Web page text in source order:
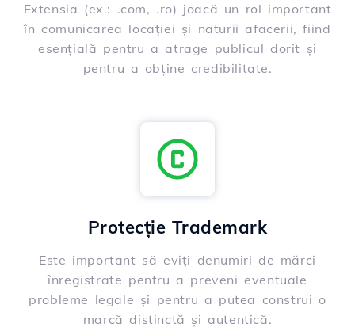
Extensia (ex.: .com, .ro) joacă un rol important
în comunicarea locației și naturii afacerii, fiind
esențială pentru a atrage publicul dorit și
pentru a obține credibilitate.
Protecție Trademark
Este important să eviți denumiri de mărci
înregistrate pentru a preveni eventuale
probleme legale și pentru a putea construi o
marcă distinctă și autentică.